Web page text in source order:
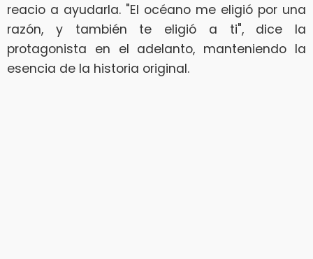
reacio a ayudarla. "El océano me eligió por una
razón, y también te eligió a ti", dice la
protagonista en el adelanto, manteniendo la
esencia de la historia original.